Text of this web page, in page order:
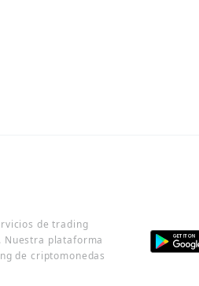
de trading
Nuestra plataforma
de criptomonedas